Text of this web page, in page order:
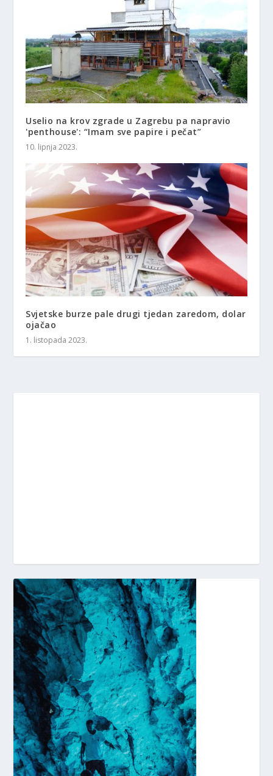
Uselio na krov zgrade u Zagrebu pa napravio
'penthouse': “Imam sve papire i pečat”
10. lipnja 2023.
Svjetske burze pale drugi tjedan zaredom, dolar
ojačao
1. listopada 2023.